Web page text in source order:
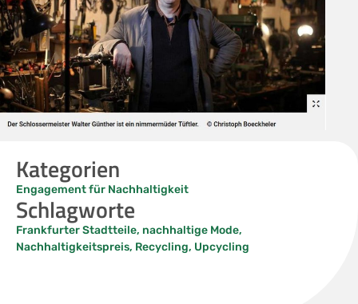
Kategorien
Engagement für Nachhaltigkeit
Schlagworte
Frankfurter Stadtteile, nachhaltige Mode,
Nachhaltigkeitspreis, Recycling, Upcycling